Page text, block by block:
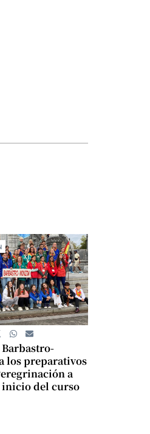
los preparativos
a
inicio del curso